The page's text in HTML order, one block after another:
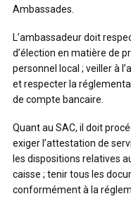
Ambassades.
L’ambassadeur doit
d’élection en matière de
personnel local ; veiller à
et respecter la
de compte bancaire.
Quant au SAC, il doit
exiger l’attestation de
les dispositions relatives
caisse ; tenir tous les
conformément à la